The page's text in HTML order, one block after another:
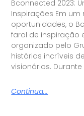
Bconnected 2023:
Inspirações Em
oportunidades, o
farol de inspiração
organizado pelo
histórias incríveis
visionários.
Continua...